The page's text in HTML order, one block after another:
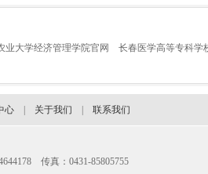
业大学经济管理学院官网 长春医学高等专科学
心 关于我们 联系我们
传真：0431-85805755